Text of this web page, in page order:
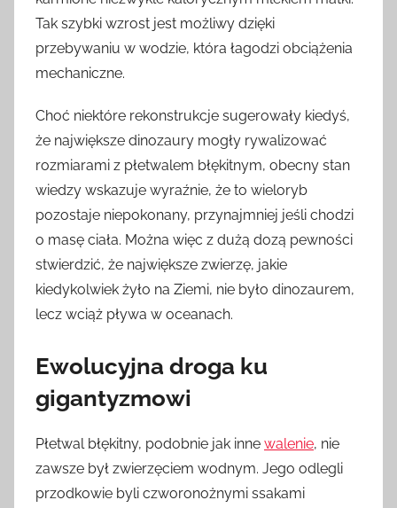
Tak szybki wzrost jest możliwy dzięki
przebywaniu w wodzie, która łagodzi obciążenia
mechaniczne.
Choć niektóre rekonstrukcje sugerowały kiedyś,
że największe dinozaury mogły rywalizować
rozmiarami z płetwalem błękitnym, obecny stan
wiedzy wskazuje wyraźnie, że to wieloryb
pozostaje niepokonany, przynajmniej jeśli chodzi
o masę ciała. Można więc z dużą dozą pewności
stwierdzić, że największe zwierzę, jakie
kiedykolwiek żyło na Ziemi, nie było dinozaurem,
lecz wciąż pływa w oceanach.
Ewolucyjna droga ku
gigantyzmowi
Płetwal błękitny, podobnie jak inne walenie, nie
zawsze był zwierzęciem wodnym. Jego odlegli
przodkowie byli czworonożnymi ssakami